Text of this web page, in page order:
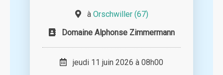
à Orschwiller (67)
Domaine Alphonse Zimmermann
jeudi 11 juin 2026 à 08h00